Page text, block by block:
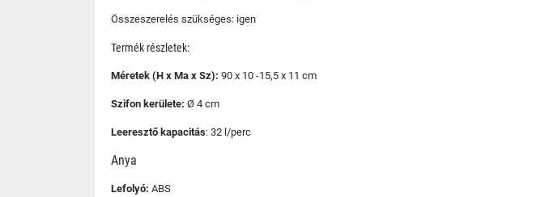
Összeszerelés szükséges: igen
Termék részletek:
Méretek (H x Ma x Sz): 90 x 10 -15,5 x 11 cm
Szifon kerülete: Ø 4 cm
Leeresztő kapacitás: 32 l/perc
Anya
Lefolyó: ABS